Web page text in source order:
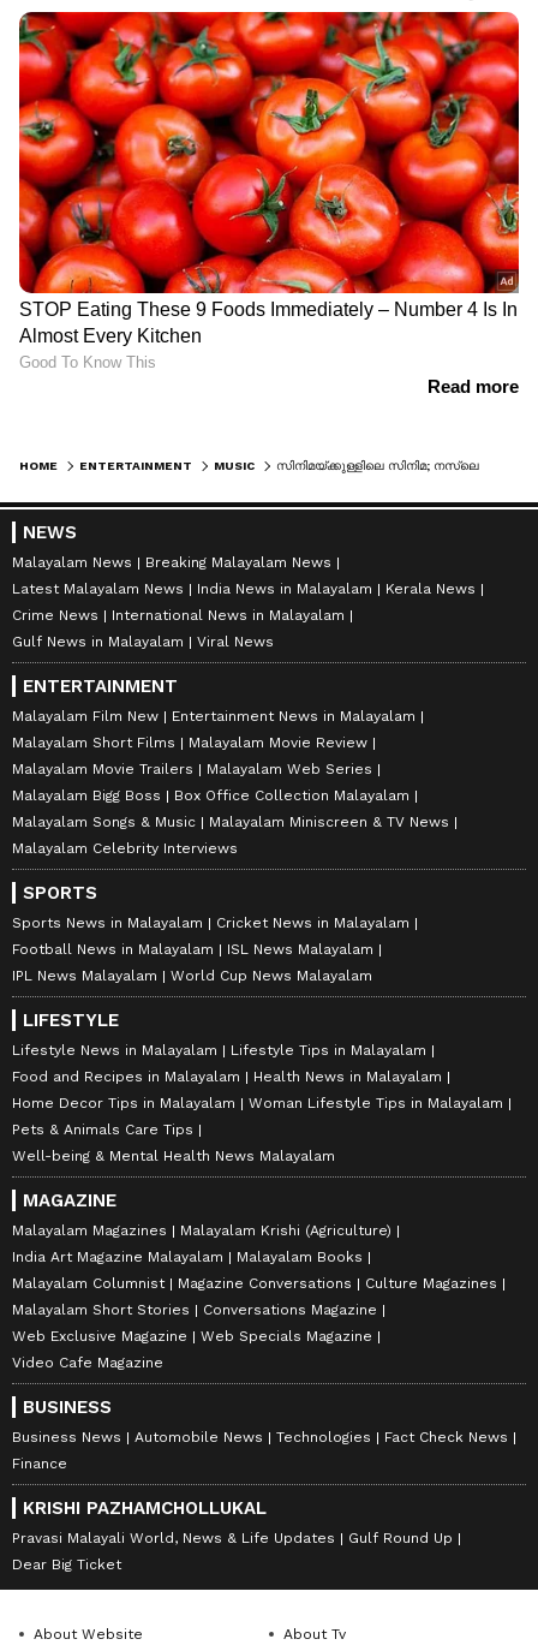
HOME ENTERTAINMENT MUSIC
NEWS
Malayalam News
Breaking Malayalam News
Latest Malayalam News
India News in Malayalam
Kerala News
Crime News
International News in Malayalam
Gulf News in Malayalam
Viral News
ENTERTAINMENT
Malayalam Film New
Entertainment News in Malayalam
Malayalam Short Films
Malayalam Movie Review
Malayalam Movie Trailers
Malayalam Web Series
Malayalam Bigg Boss
Box Office Collection Malayalam
Malayalam Songs & Music
Malayalam Miniscreen & TV News
Malayalam Celebrity Interviews
SPORTS
Sports News in Malayalam
Cricket News in Malayalam
Football News in Malayalam
ISL News Malayalam
IPL News Malayalam
World Cup News Malayalam
LIFESTYLE
Lifestyle News in Malayalam
Lifestyle Tips in Malayalam
Food and Recipes in Malayalam
Health News in Malayalam
Home Decor Tips in Malayalam
Woman Lifestyle Tips in Malayalam
Pets & Animals Care Tips
Well-being & Mental Health News Malayalam
MAGAZINE
Malayalam Magazines
Malayalam Krishi (Agriculture)
India Art Magazine Malayalam
Malayalam Books
Malayalam Columnist
Magazine Conversations
Culture Magazines
Malayalam Short Stories
Conversations Magazine
Web Exclusive Magazine
Web Specials Magazine
Video Cafe Magazine
BUSINESS
Business News Automobile News Technologies
Fact Check News
Finance
KRISHI PAZHAMCHOLLUKAL
Pravasi Malayali World, News & Life Updates
Gulf Round Up
Dear Big Ticket
About Website About Tv